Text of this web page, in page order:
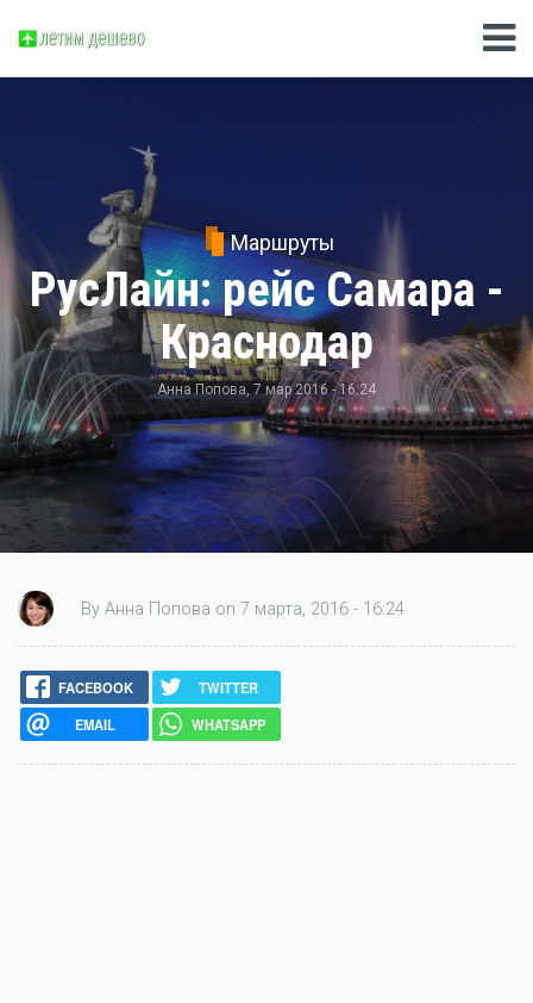
Маршруты
РусЛайн: рейс Самара -
Краснодар
Анна Попова , 7 мар 2016 - 16:24
By Анна Попова on 7 марта, 2016 - 16:24
FACEBOOK
TWITTER
EMAIL
WHATSAPP